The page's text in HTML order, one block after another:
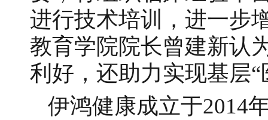
进行技术培训，进一步
教育学院院长曾建新认
利好，还助力实现基层
伊鸿健康成立于2014